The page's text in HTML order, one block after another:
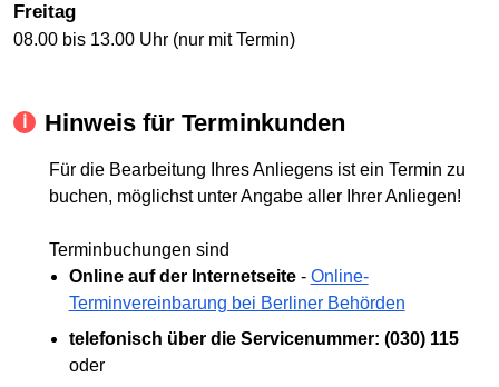
Freitag
08.00 bis 13.00 Uhr (nur mit Termin)
Hinweis für Terminkunden
Für die Bearbeitung Ihres Anliegens ist ein Termin zu
buchen, möglichst unter Angabe aller Ihrer Anliegen!
Terminbuchungen sind
Online auf der Internetseite- Online-
Terminvereinbarung bei Berliner Behörden
telefonisch über die Servicenummer: (030) 115
oder